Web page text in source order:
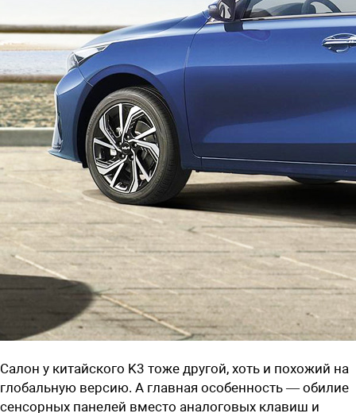
Салон у китайского K3 тоже другой, хоть и похожий на
глобальную версию. А главная особенность — обилие
сенсорных панелей вместо аналоговых клавиш и